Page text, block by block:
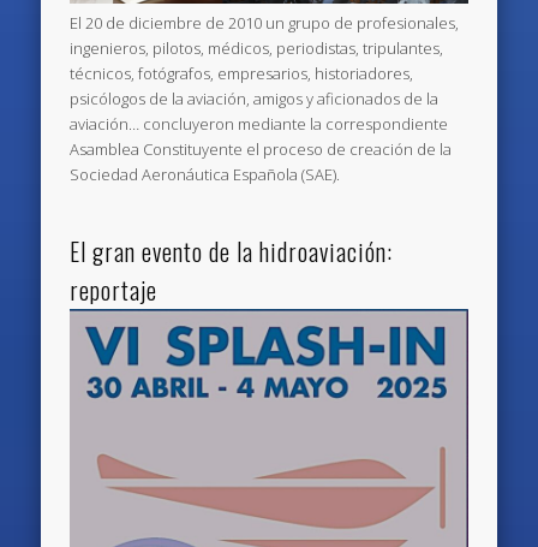
El 20 de diciembre de 2010 un grupo de profesionales,
ingenieros, pilotos, médicos, periodistas, tripulantes,
técnicos, fotógrafos, empresarios, historiadores,
psicólogos de la aviación, amigos y aficionados de la
aviación… concluyeron mediante la correspondiente
Asamblea Constituyente el proceso de creación de la
Sociedad Aeronáutica Española (SAE).
El gran evento de la hidroaviación:
reportaje